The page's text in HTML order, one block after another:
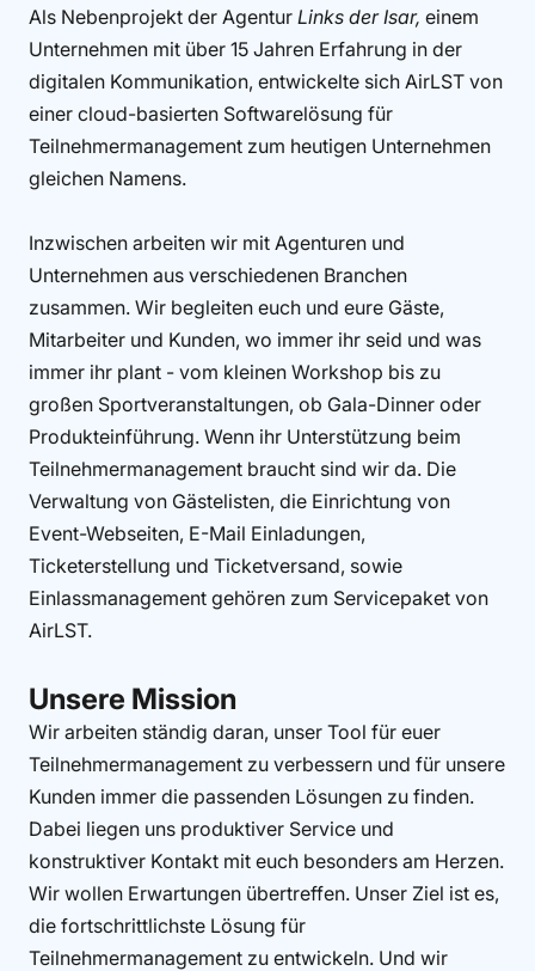
Als Nebenprojekt der Agentur Links der Isar, einem
Unternehmen mit über 15 Jahren Erfahrung in der
digitalen Kommunikation, entwickelte sich AirLST von
einer cloud-basierten Softwarelösung für
Teilnehmermanagement zum heutigen Unternehmen
gleichen Namens.
Inzwischen arbeiten wir mit Agenturen und
Unternehmen aus verschiedenen Branchen
zusammen. Wir begleiten euch und eure Gäste,
Mitarbeiter und Kunden, wo immer ihr seid und was
immer ihr plant - vom kleinen Workshop bis zu
großen Sportveranstaltungen, ob Gala-Dinner oder
Produkteinführung. Wenn ihr Unterstützung beim
Teilnehmermanagement braucht sind wir da. Die
Verwaltung von Gästelisten, die Einrichtung von
Event-Webseiten, E-Mail Einladungen,
Ticketerstellung und Ticketversand, sowie
Einlassmanagement gehören zum Servicepaket von
AirLST.
Unsere Mission
Wir arbeiten ständig daran, unser Tool für euer
Teilnehmermanagement zu verbessern und für unsere
Kunden immer die passenden Lösungen zu finden.
Dabei liegen uns produktiver Service und
konstruktiver Kontakt mit euch besonders am Herzen.
Wir wollen Erwartungen übertreffen. Unser Ziel ist es,
die fortschrittlichste Lösung für
Teilnehmermanagement zu entwickeln. Und wir